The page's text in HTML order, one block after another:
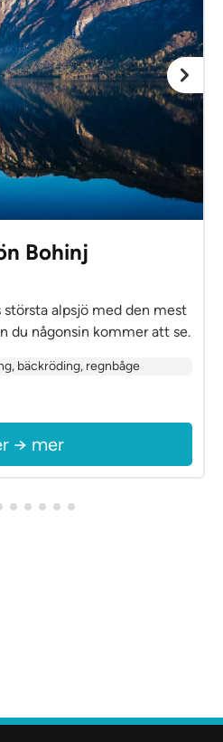
Bohinj
största alpsjö med den mest
du någonsin kommer att se.
bäckröding, regnbåge
→ mer